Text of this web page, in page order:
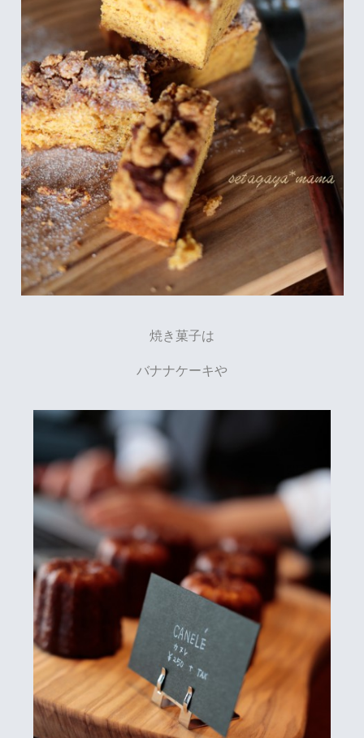
焼き菓子は
バナナケーキや